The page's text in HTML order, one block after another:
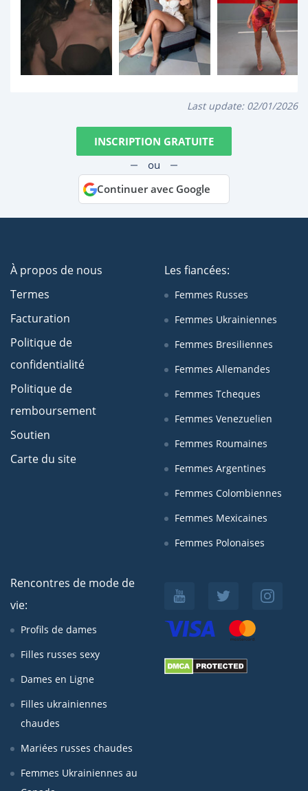
Last update: 02/01/2026
INSCRIPTION GRATUITE
ou
Continuer avec Google
À propos de nous
Termes
Facturation
Politique de
confidentialité
Politique de
remboursement
Soutien
Carte du site
Les fiancées:
Femmes Russes
Femmes Ukrainiennes
Femmes Bresiliennes
Femmes Allemandes
Femmes Tcheques
Femmes Venezuelien
Femmes Roumaines
Femmes Argentines
Femmes Colombiennes
Femmes Mexicaines
Femmes Polonaises
Rencontres de mode de
vie:
Profils de dames
Filles russes sexy
Dames en Ligne
Filles ukrainiennes
chaudes
Mariées russes chaudes
Femmes Ukrainiennes au